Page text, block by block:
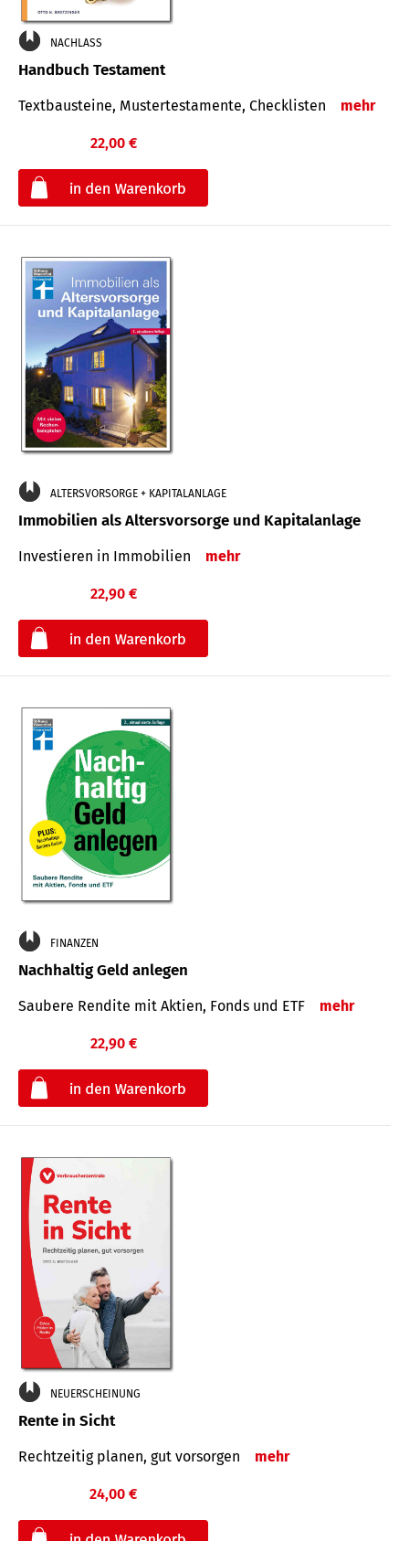
NACHLASS
Handbuch Testament
Textbausteine, Mustertestamente, Checklisten mehr
22,00 €
ALTERSVORSORGE + KAPITALANLAGE
Immobilien als Altersvorsorge und Kapitalanlage
Investieren in Immobilien mehr
22,90 €
FINANZEN
Nachhaltig Geld anlegen
Saubere Rendite mit Aktien, Fonds und ETF mehr
22,90 €
NEUERSCHEINUNG
Rente in Sicht
Rechtzeitig planen, gut vorsorgen mehr
24,00 €